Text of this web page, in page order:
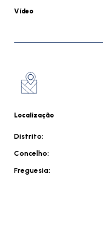
Vídeo
Localização
Distrito:
Concelho:
Freguesia: